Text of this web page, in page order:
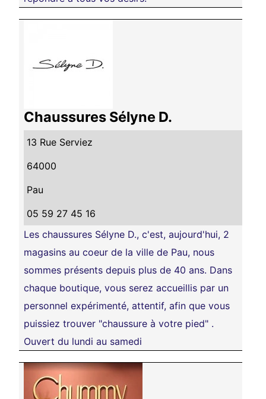
Chaussures Sélyne D.
13 Rue Serviez
64000
Pau
05 59 27 45 16
Les chaussures Sélyne D., c'est, aujourd'hui, 2
magasins au coeur de la ville de Pau, nous
sommes présents depuis plus de 40 ans. Dans
chaque boutique, vous serez accueillis par un
personnel expérimenté, attentif, afin que vous
puissiez trouver "chaussure à votre pied" .
Ouvert du lundi au samedi